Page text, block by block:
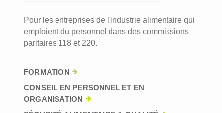
Pour les entreprises de l'industrie alimentaire qui
emploient du personnel dans des commissions
paritaires 118 et 220.
FORMATION
CONSEIL EN PERSONNEL ET EN
ORGANISATION